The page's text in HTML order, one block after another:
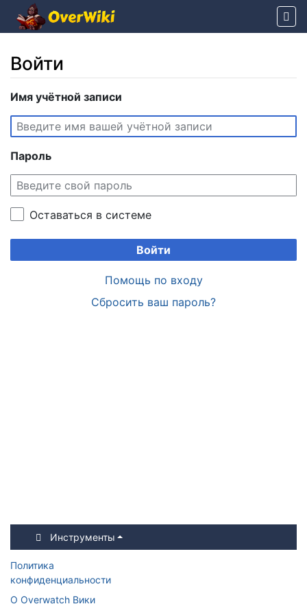
Войти
Перейти к:навигация
Имя учётной записи
Пароль
Оставаться в системе
Войти
Помощь по входу
Сбросить ваш пароль?
Инструменты
Политика
конфиденциальности
О Overwatch Вики